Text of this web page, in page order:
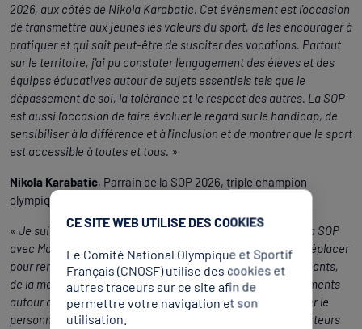
2026, aux côtés de Nikola Karabatic. Cet événement est l'occasion
de transmettre aux jeunes les valeurs du sport, de les encourager à
pratiquer et qui sait peut-être de susciter des vocations. Partout
sur le territoire, j'ai pu constater l'engagement des élèves et des
équipes éducatives autour de sujets essentiels tels que le
dépassement de soi, la tolérance et le respect des autres. La SOP
est aussi l'occasion de faire évoluer le regard sur le handicap, de
sensibiliser à la différence et à l'inclusion et de montrer que le sport
est accessible à toutes et tous. »
Nikola Karabatic, Parrain de la SOP 2026, triple champion
olympique de handball
« Je suis très fier d'avoir été le parrain de la 10e édition de la SOP
avec Marie Bochet. Cette semaine a été l'occasion de me déplacer
pour rencontrer tout le spectre des établissements participants,
de la maternelle à l'université, et de partager de grands moments
autour du sport avec les participants. Je souhaite remercier le
personnel enseignant, les éducateurs ainsi que tous les porteurs
CE SITE WEB UTILISE DES COOKIES
Le Comité National Olympique et Sportif
Français (CNOSF) utilise des cookies et
autres traceurs sur ce site afin de
permettre votre navigation et son
utilisation.